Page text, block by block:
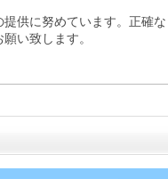
供に努めています。正確な
い致します。